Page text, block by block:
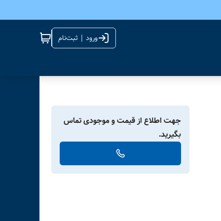
ورود | ثبت‌نام
جهت اطلاع از قیمت و موجودی تماس
بگیرید.